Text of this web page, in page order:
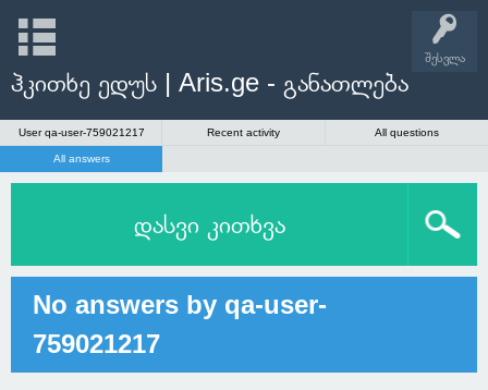
შესვლა
ჰკითხე ედუს | Aris.ge - განათლება
User qa-user-759021217 Recent activity All questions
All answers
დასვი კითხვა
No answers by qa-user-
759021217